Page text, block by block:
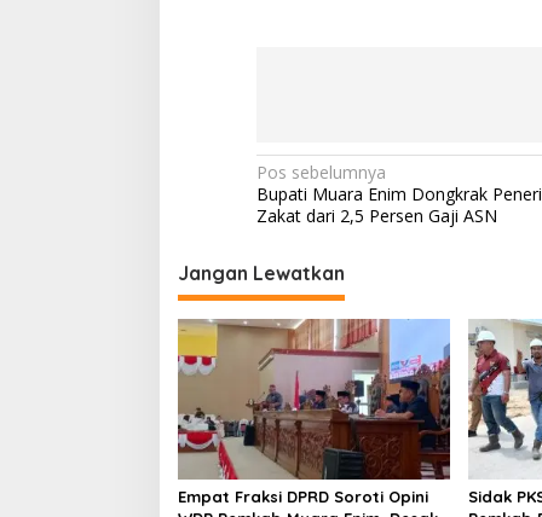
N
a
i
g
a
s
i
p
o
Pos sebelumnya
Bupati Muara Enim Dongkrak
Zakat dari 2,5 Persen Gaji ASN
Jangan Lewatkan
Empat Fraksi DPRD Soroti Opini
Sidak